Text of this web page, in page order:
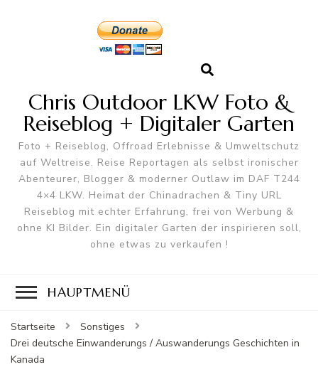
Chris Outdoor LKW Foto &
Reiseblog + Digitaler Garten
Foto + Reiseblog, Offroad Erlebnisse & Umweltschutz
auf Weltreise. Reise Reportagen als selbst ironischer
Abenteurer, Blogger & moderner Outlaw im DAF T244
4×4 LKW. Heimat der Chinadrachen & Tiny URL
Reiseblog mit echter Erfahrung, frei von Werbung &
ohne KI Bilder. Ein digitaler Garten der inspirieren soll,
ohne etwas zu verkaufen !
HAUPTMENÜ
Startseite
Sonstiges
Drei deutsche Einwanderungs / Auswanderungs Geschichten in
Kanada